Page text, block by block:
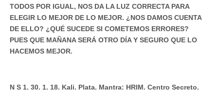
TODOS POR IGUAL, NOS DA LA LUZ CORRECTA PARA
ELEGIR LO MEJOR DE LO MEJOR. ¿NOS DAMOS CUENTA
DE ELLO? ¿QUÉ SUCEDE SI COMETEMOS ERRORES?
PUES QUE MAÑANA SERÁ OTRO DÍA Y SEGURO QUE LO
HACEMOS MEJOR.
N S 1. 30. 1. 18. Kali. Plata. Mantra: HRIM. Centro Secreto.